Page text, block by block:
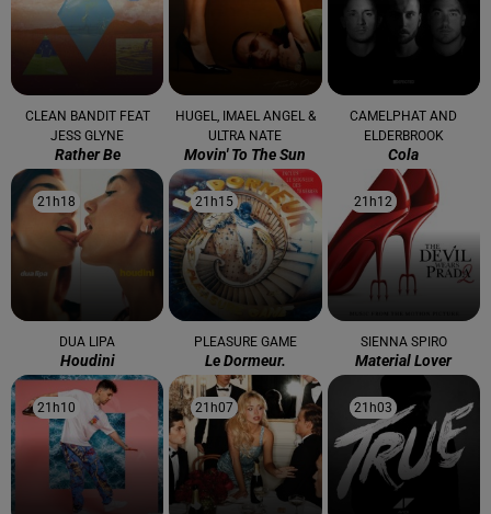
CLEAN BANDIT FEAT
JESS GLYNE
Rather Be
HUGEL, IMAEL ANGEL &
ULTRA NATE
Movin' To The Sun
CAMELPHAT AND
ELDERBROOK
Cola
21h18
21h18
DUA LIPA
Houdini
21h15
21h15
PLEASURE GAME
Le Dormeur.
21h12
21h12
SIENNA SPIRO
Material Lover
21h10
21h10 21h07
21h07 21h03
21h03